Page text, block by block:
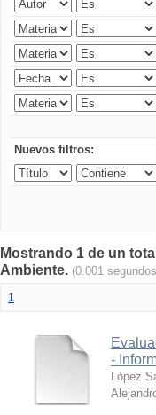
Nuevos filtros:
Mostrando 1 de un
Ambiente. (0.001
1
-
López